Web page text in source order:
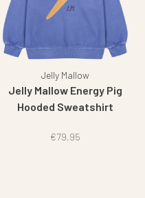
Jelly Mallow
Jelly Mallow Energy Pig
Hooded Sweatshirt
€79,95